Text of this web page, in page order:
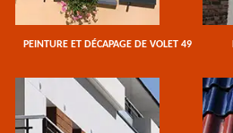
PEINTURE ET DÉCAPAGE DE VOLET 49